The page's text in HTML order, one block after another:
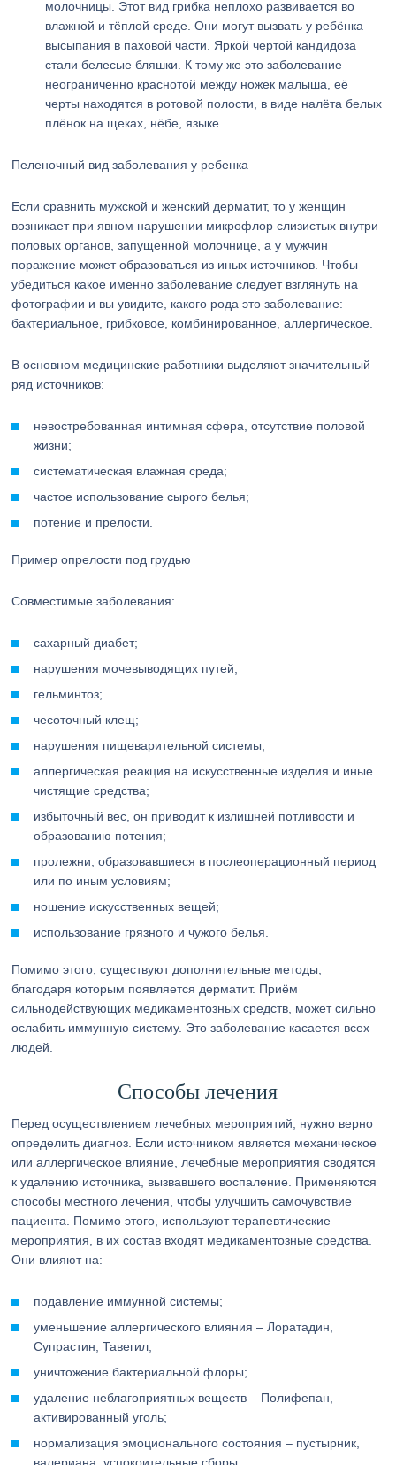
молочницы. Этот вид грибка неплохо развивается во
влажной и тёплой среде. Они могут вызвать у ребёнка
высыпания в паховой части. Яркой чертой кандидоза
стали белесые бляшки. К тому же это заболевание
неограниченно краснотой между ножек малыша, её
черты находятся в ротовой полости, в виде налёта белых
плёнок на щеках, нёбе, языке.
Пеленочный вид заболевания у ребенка
Если сравнить мужской и женский дерматит, то у женщин
возникает при явном нарушении микрофлор слизистых внутри
половых органов, запущенной молочнице, а у мужчин
поражение может образоваться из иных источников. Чтобы
убедиться какое именно заболевание следует взглянуть на
фотографии и вы увидите, какого рода это заболевание:
бактериальное, грибковое, комбинированное, аллергическое.
В основном медицинские работники выделяют значительный
ряд источников:
невостребованная интимная сфера, отсутствие половой
жизни;
систематическая влажная среда;
частое использование сырого белья;
потение и прелости.
Пример опрелости под грудью
Совместимые заболевания:
сахарный диабет;
нарушения мочевыводящих путей;
гельминтоз;
чесоточный клещ;
нарушения пищеварительной системы;
аллергическая реакция на искусственные изделия и иные
чистящие средства;
избыточный вес, он приводит к излишней потливости и
образованию потения;
пролежни, образовавшиеся в послеоперационный период
или по иным условиям;
ношение искусственных вещей;
использование грязного и чужого белья.
Помимо этого, существуют дополнительные методы,
благодаря которым появляется дерматит. Приём
сильнодействующих медикаментозных средств, может сильно
ослабить иммунную систему. Это заболевание касается всех
людей.
Способы лечения
Перед осуществлением лечебных мероприятий, нужно верно
определить диагноз. Если источником является механическое
или аллергическое влияние, лечебные мероприятия сводятся
к удалению источника, вызвавшего воспаление. Применяются
способы местного лечения, чтобы улучшить самочувствие
пациента. Помимо этого, используют терапевтические
мероприятия, в их состав входят медикаментозные средства.
Они влияют на:
подавление иммунной системы;
уменьшение аллергического влияния – Лоратадин,
Супрастин, Тавегил;
уничтожение бактериальной флоры;
удаление неблагоприятных веществ – Полифепан,
активированный уголь;
нормализация эмоционального состояния – пустырник,